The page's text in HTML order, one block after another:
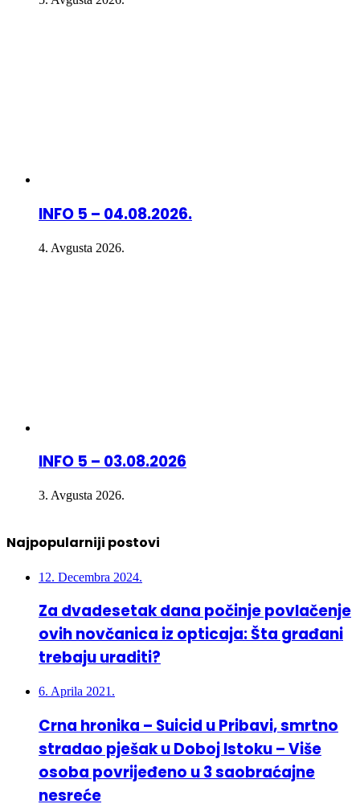
INFO 5 – 04.08.2026.
4. Avgusta 2026.
INFO 5 – 03.08.2026
3. Avgusta 2026.
Najpopularniji postovi
12. Decembra 2024.
Za dvadesetak dana počinje povlačenje
ovih novčanica iz opticaja: Šta građani
trebaju uraditi?
6. Aprila 2021.
Crna hronika – Suicid u Pribavi, smrtno
stradao pješak u Doboj Istoku – Više
osoba povrijeđeno u 3 saobraćajne
nesreće